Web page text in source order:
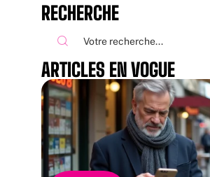
RECHERCHE
ARTICLES EN VOGUE